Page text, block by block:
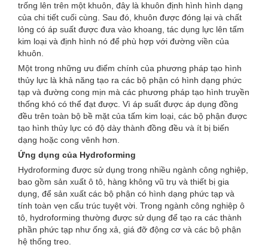
trống lên trên một khuôn, đây là khuôn định hình hình dạng
của chi tiết cuối cùng. Sau đó, khuôn được đóng lại và chất
lỏng có áp suất được đưa vào khoang, tác dụng lực lên tấm
kim loại và định hình nó để phù hợp với đường viền của
khuôn.
Một trong những ưu điểm chính của phương pháp tạo hình
thủy lực là khả năng tạo ra các bộ phận có hình dạng phức
tạp và đường cong mịn mà các phương pháp tạo hình truyền
thống khó có thể đạt được. Vì áp suất được áp dụng đồng
đều trên toàn bộ bề mặt của tấm kim loại, các bộ phận được
tạo hình thủy lực có độ dày thành đồng đều và ít bị biến
dạng hoặc cong vênh hơn.
Ứng dụng của Hydroforming
Hydroforming được sử dụng trong nhiều ngành công nghiệp,
bao gồm sản xuất ô tô, hàng không vũ trụ và thiết bị gia
dụng, để sản xuất các bộ phận có hình dạng phức tạp và
tính toàn vẹn cấu trúc tuyệt vời. Trong ngành công nghiệp ô
tô, hydroforming thường được sử dụng để tạo ra các thành
phần phức tạp như ống xả, giá đỡ động cơ và các bộ phận
hệ thống treo.